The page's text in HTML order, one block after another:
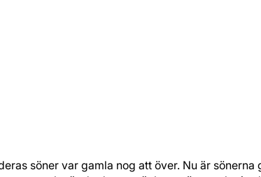
söner var gamla nog att över. Nu är sönerna